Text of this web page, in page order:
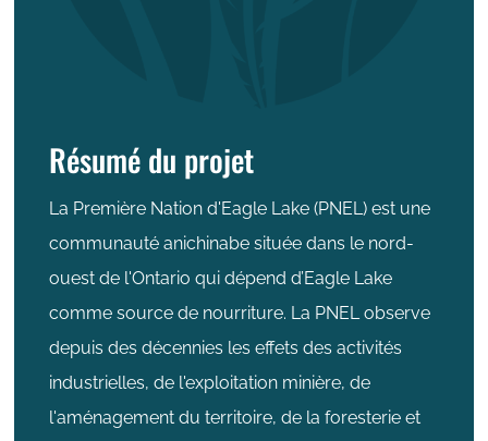
Résumé du projet
La Première Nation d'Eagle Lake (PNEL) est une
communauté anichinabe située dans le nord-
ouest de l'Ontario qui dépend d’Eagle Lake
comme source de nourriture. La PNEL observe
depuis des décennies les effets des activités
industrielles, de l'exploitation minière, de
l'aménagement du territoire, de la foresterie et